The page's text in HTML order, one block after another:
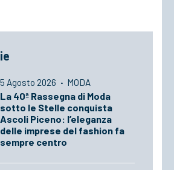
5 Agosto 2026 · MODA
La 40ª Rassegna di Moda
sotto le Stelle conquista
Ascoli Piceno: l’eleganza
delle imprese del fashion fa
sempre centro